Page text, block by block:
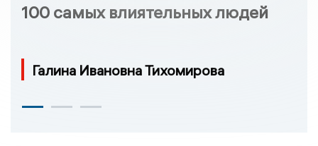
100 самых влиятельных людей
Галина Ивановна Тихомирова